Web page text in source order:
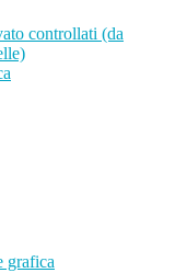
controllati (da
grafica